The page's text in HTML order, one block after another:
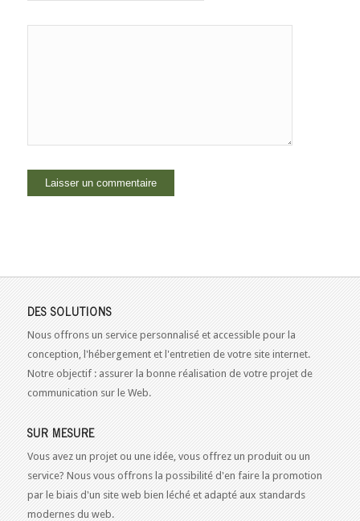
DES SOLUTIONS
Nous offrons un service personnalisé et accessible pour la
conception, l'hébergement et l'entretien de votre site internet.
Notre objectif : assurer la bonne réalisation de votre projet de
communication sur le Web.
SUR MESURE
Vous avez un projet ou une idée, vous offrez un produit ou un
service? Nous vous offrons la possibilité d'en faire la promotion
par le biais d'un site web bien léché et adapté aux standards
modernes du web.